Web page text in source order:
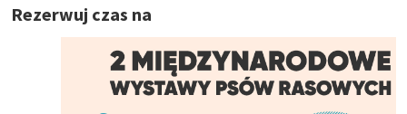
Rezerwuj czas na